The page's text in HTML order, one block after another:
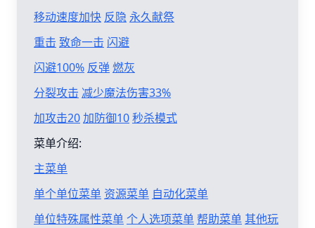
移动速度加快 反隐 永久献祭
重击 致命一击 闪避
闪避100% 反弹燃灰
分裂攻击 减少魔法伤害33%
加攻击20加防御10秒杀模式
菜单介绍:
主菜单
单个单位菜单 资源菜单 自动化菜单
单位特殊属性菜单个人选项菜单帮助菜单其他玩